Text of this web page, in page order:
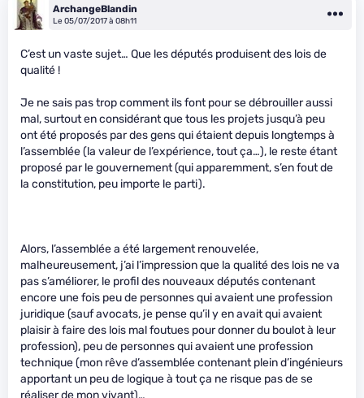
ArchangeBlandin
Le 05/07/2017 à 08h11
C’est un vaste sujet… Que les députés produisent des lois de
qualité !
Je ne sais pas trop comment ils font pour se débrouiller aussi
mal, surtout en considérant que tous les projets jusqu’à peu
ont été proposés par des gens qui étaient depuis longtemps à
l’assemblée (la valeur de l’expérience, tout ça…), le reste étant
proposé par le gouvernement (qui apparemment, s’en fout de
la constitution, peu importe le parti).
Alors, l’assemblée a été largement renouvelée,
malheureusement, j’ai l’impression que la qualité des lois ne va
pas s’améliorer, le profil des nouveaux députés contenant
encore une fois peu de personnes qui avaient une profession
juridique (sauf avocats, je pense qu’il y en avait qui avaient
plaisir à faire des lois mal foutues pour donner du boulot à leur
profession), peu de personnes qui avaient une profession
technique (mon rêve d’assemblée contenant plein d’ingénieurs
apportant un peu de logique à tout ça ne risque pas de se